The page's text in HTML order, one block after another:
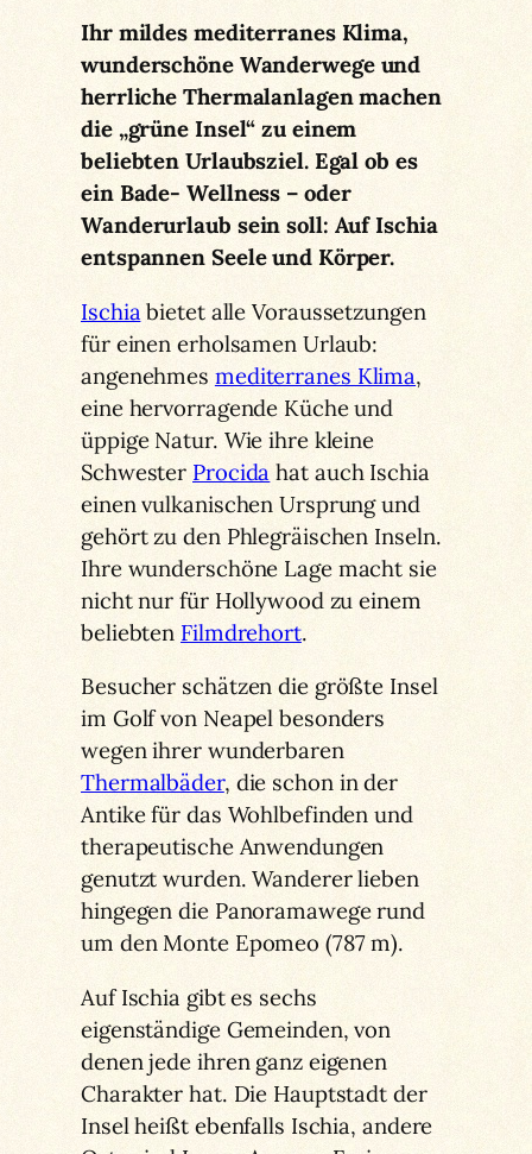
Ihr mildes mediterranes Klima,
wunderschöne Wanderwege und
herrliche Thermalanlagen machen
die „grüne Insel“ zu einem
beliebten Urlaubsziel. Egal ob es
ein Bade- Wellness – oder
Wanderurlaub sein soll: Auf Ischia
entspannen Seele und Körper.
Ischia bietet alle Voraussetzungen
für einen erholsamen Urlaub:
angenehmes mediterranes Klima,
eine hervorragende Küche und
üppige Natur. Wie ihre kleine
Schwester Procida hat auch Ischia
einen vulkanischen Ursprung und
gehört zu den Phlegräischen Inseln.
Ihre wunderschöne Lage macht sie
nicht nur für Hollywood zu einem
beliebten Filmdrehort.
Besucher schätzen die größte Insel
im Golf von Neapel besonders
wegen ihrer wunderbaren
Thermalbäder, die schon in der
Antike für das Wohlbefinden und
therapeutische Anwendungen
genutzt wurden. Wanderer lieben
hingegen die Panoramawege rund
um den Monte Epomeo (787 m).
Auf Ischia gibt es sechs
eigenständige Gemeinden, von
denen jede ihren ganz eigenen
Charakter hat. Die Hauptstadt der
Insel heißt ebenfalls Ischia, andere